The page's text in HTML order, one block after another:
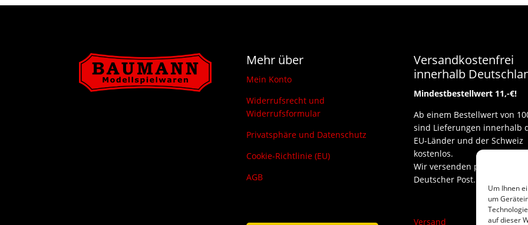
Um Ihnen
um
auf dieser
Mehr über
Mein Konto
Widerrufsrecht und
Widerrufsformular
Privatsphäre und Datenschutz
Cookie-Richtlinie (EU)
AGB
Versandkostenfrei
innerhalb
Mindestbestellwert 11,-€!
Ab einem Bestellwert von
sind Lieferungen innerhalb
EU-Länder und der Schweiz
kostenlos.
Wir versenden per DHL und
Deutscher Post.
Versand